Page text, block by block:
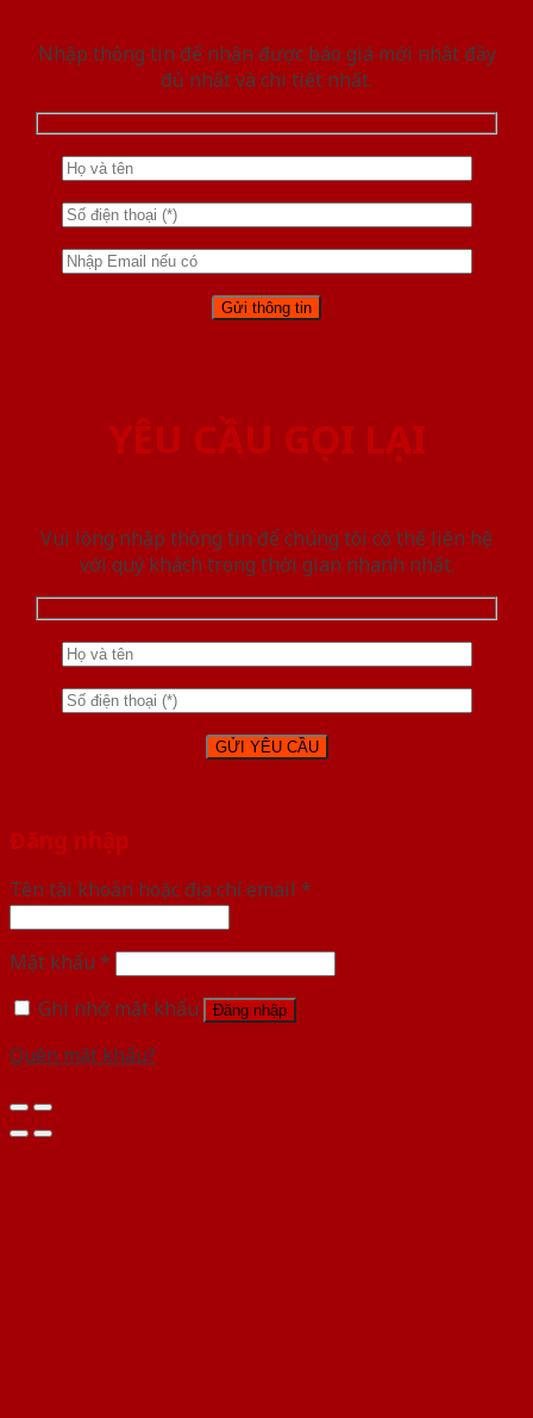
Nhập thông tin để nhận được báo giá mới nhât đầy
đủ nhất và chi tiết nhất.
YÊU CẦU GỌI LẠI
Vui lòng nhập thông tin để chúng tôi có thể liên hệ
với quý khách trong thời gian nhanh nhất.
Đăng nhập
Tên tài khoản hoặc địa chỉ email *
Mật khẩu *
Ghi nhớ mật khẩu
Đăng nhập
Quên mật khẩu?